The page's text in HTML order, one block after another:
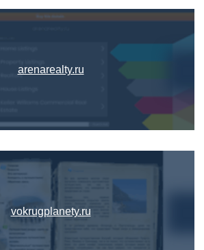
arenarealty.ru
vokrugplanety.ru